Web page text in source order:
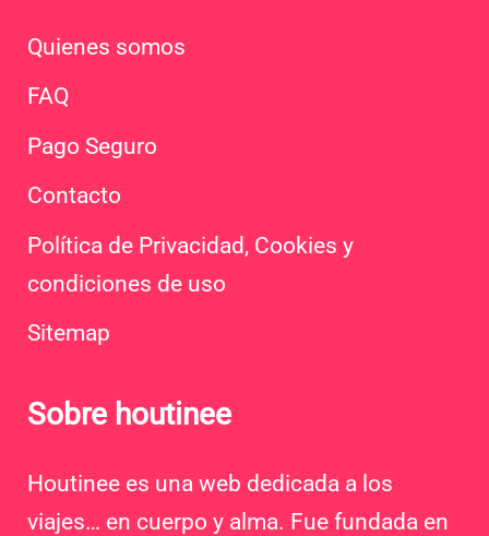
Quienes somos
FAQ
Pago Seguro
Contacto
Política de Privacidad, Cookies y
condiciones de uso
Sitemap
Sobre houtinee
Houtinee es una web dedicada a los
viajes… en cuerpo y alma. Fue fundada en